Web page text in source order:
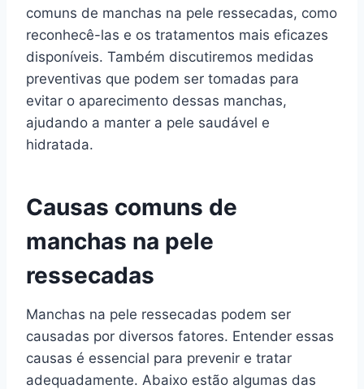
comuns de manchas na pele ressecadas, como
reconhecê-las e os tratamentos mais eficazes
disponíveis. Também discutiremos medidas
preventivas que podem ser tomadas para
evitar o aparecimento dessas manchas,
ajudando a manter a pele saudável e
hidratada.
Causas comuns de
manchas na pele
ressecadas
Manchas na pele ressecadas podem ser
causadas por diversos fatores. Entender essas
causas é essencial para prevenir e tratar
adequadamente. Abaixo estão algumas das